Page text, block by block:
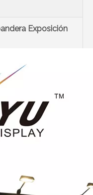
Exposición